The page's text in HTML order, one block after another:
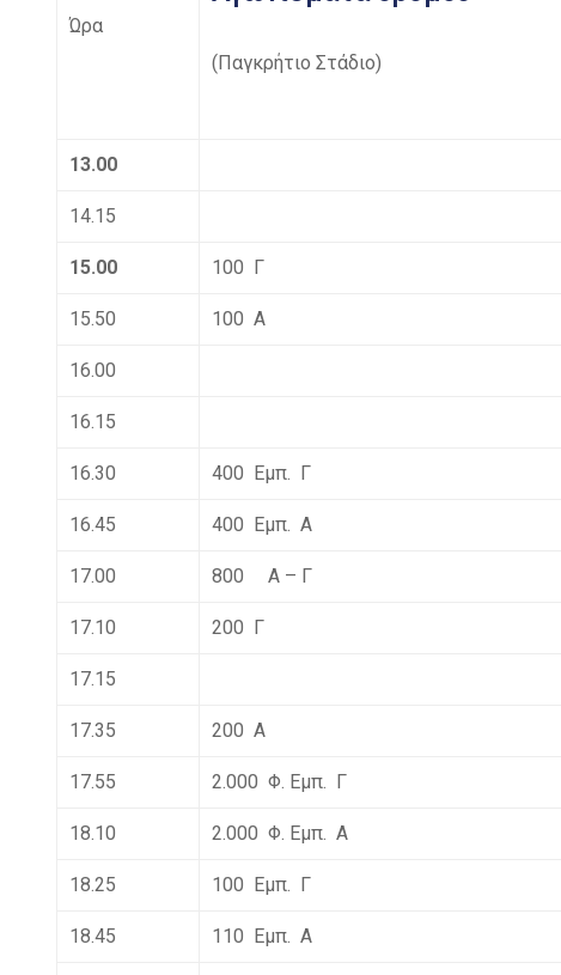
Ώρα
(Παγκρήτιο Στάδιο)
13.00
14.15
15.00 100 Γ
15.50 100 Α
16.00
16.15
16.30 400 Εμπ. Γ
16.45 400 Εμπ. Α
17.00 800 Α – Γ
17.10 200 Γ
17.15
17.35 200 Α
17.55 2.000 Φ. Εμπ. Γ
18.10 2.000 Φ. Εμπ. Α
18.25 100 Εμπ. Γ
18.45 110 Εμπ. Α